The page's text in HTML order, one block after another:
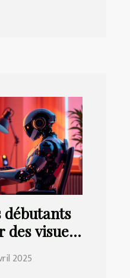
débutants
des visuels
2025